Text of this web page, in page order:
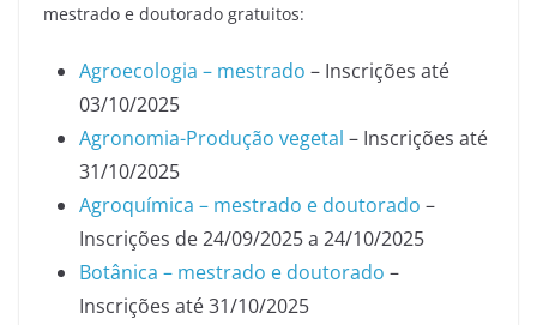
mestrado e doutorado gratuitos:
Agroecologia – mestrado – Inscrições até
03/10/2025
Agronomia-Produção vegetal – Inscrições até
31/10/2025
Agroquímica – mestrado e doutorado –
Inscrições de 24/09/2025 a 24/10/2025
Botânica – mestrado e doutorado –
Inscrições até 31/10/2025